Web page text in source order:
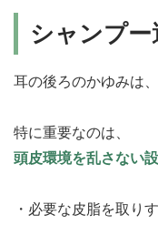
シャンプ
耳の後ろのかゆみは
特に重要なのは、
頭皮環境を乱さない
・必要な皮脂を取り